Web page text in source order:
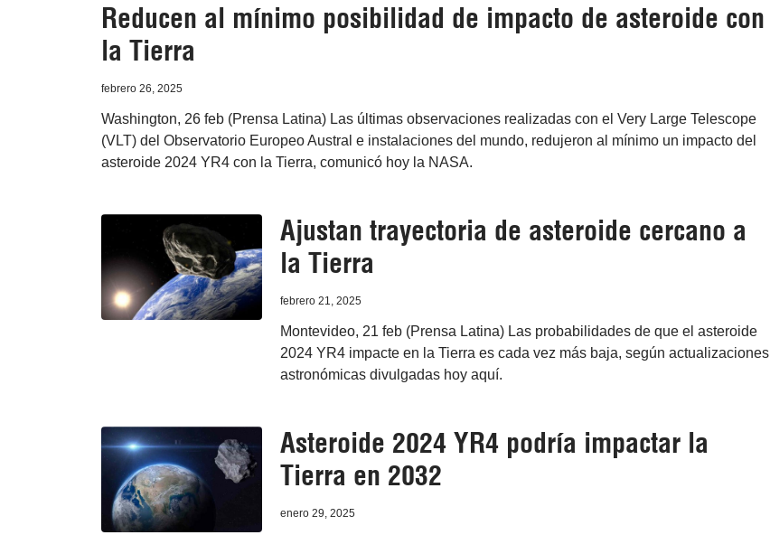
Reducen al mínimo posibilidad de impacto de asteroide con
la Tierra
febrero 26, 2025
Washington, 26 feb (Prensa Latina) Las últimas observaciones realizadas con el Very Large Telescope
(VLT) del Observatorio Europeo Austral e instalaciones del mundo, redujeron al mínimo un impacto del
asteroide 2024 YR4 con la Tierra, comunicó hoy la NASA.
Ajustan trayectoria de asteroide cercano a
la Tierra
febrero 21, 2025
Montevideo, 21 feb (Prensa Latina) Las probabilidades de que el asteroide
2024 YR4 impacte en la Tierra es cada vez más baja, según actualizaciones
astronómicas divulgadas hoy aquí.
Asteroide 2024 YR4 podría impactar la
Tierra en 2032
enero 29, 2025